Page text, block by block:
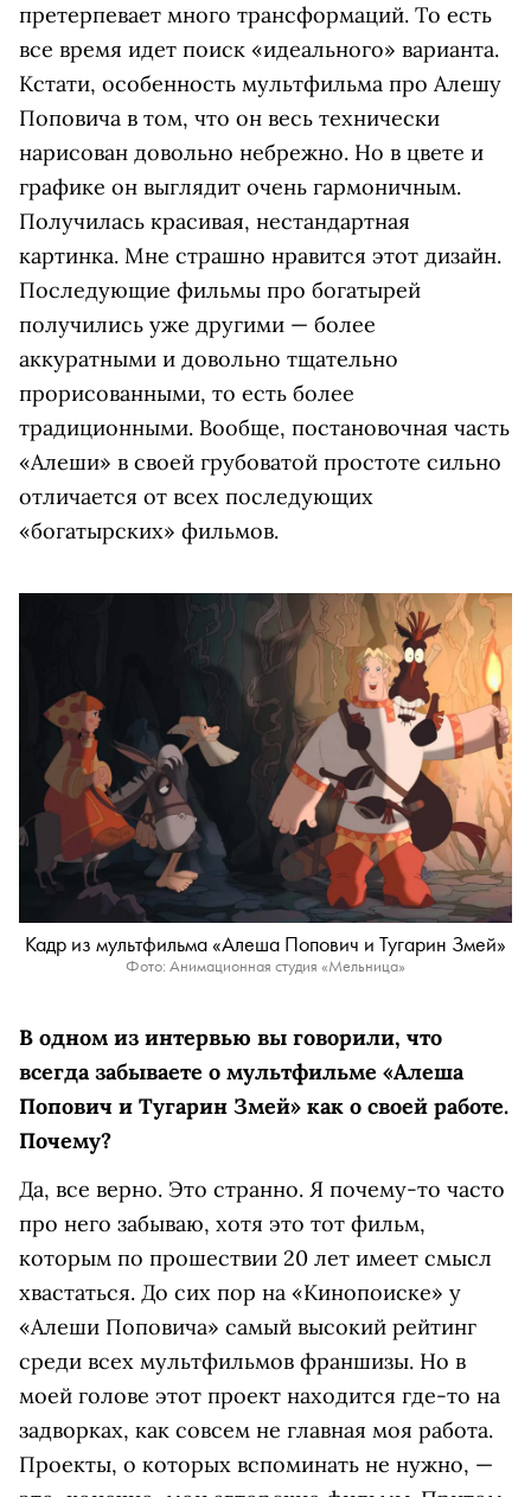
претерпевает много трансформаций. То есть
все время идет поиск «идеального» варианта.
Кстати, особенность мультфильма про Алешу
Поповича в том, что он весь технически
нарисован довольно небрежно. Но в цвете и
графике он выглядит очень гармоничным.
Получилась красивая, нестандартная
картинка. Мне страшно нравится этот дизайн.
Последующие фильмы про богатырей
получились уже другими — более
аккуратными и довольно тщательно
прорисованными, то есть более
традиционными. Вообще, постановочная часть
«Алеши» в своей грубоватой простоте сильно
отличается от всех последующих
«богатырских» фильмов.
Кадр из мультфильма «Алеша Попович и Тугарин Змей»
Фото: Анимационная студия «Мельница»
В одном из интервью вы говорили, что
всегда забываете о мультфильме «Алеша
Попович и Тугарин Змей» как о своей работе.
Почему?
Да, все верно. Это странно. Я почему-то часто
про него забываю, хотя это тот фильм,
которым по прошествии 20 лет имеет смысл
хвастаться. До сих пор на «Кинопоиске» у
«Алеши Поповича» самый высокий рейтинг
среди всех мультфильмов франшизы. Но в
моей голове этот проект находится где-то на
задворках, как совсем не главная моя работа.
Проекты, о которых вспоминать не нужно, —